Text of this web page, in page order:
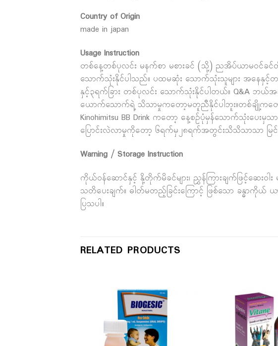
Country of Origin
made in japan
Usage Instruction
တစ်နေ့တစ်ပုလင်း မနက်စာ မစားခင် (သို့) ညအိပ်ယာမဝင်ခင်တို့
သောက်သုံးနိုင်ပါသည်။ ပထမဆုံး သောက်သုံးသူများ အနေ
နှင့်၃ရက်ခြား တစ်ပုလင်း သောက်သုံးနိုင်ပါတယ်။ Q&A ဘယ်
ယောက်သောက်ရဲ့ သိသာမှုကတော့မတူညီနိုင်ပါဘူး။တစ်ချို့က
Kinohimitsu BB Drink ကတော့ နေ့စဉ်ပုံမှန်သောက်သုံးပေ
ပြောင်းလဲလာမှုကိုတော့ ၆ရက်မှ၂၈ရက်အတွင်းသိသိသာသာ မြင်
Warning / Storage Instruction
ကိုယ်ဝန်ဆောင်နှင့် နို့တိုက်မိခင်များ၊ ညွှန်ကြားချက်ဖြင့်ဆေး
သတိပေးချက်။ ဓါတ်မတည့်ခြင်းကြောင့် ဖြစ်သော ခန္ဓာကိုယ် ယာ
ပြသပါ။
RELATED PRODUCTS